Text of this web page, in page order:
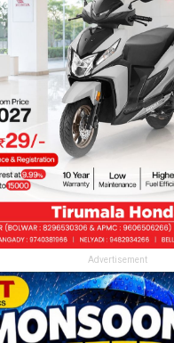
Advertisement